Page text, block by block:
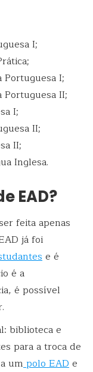
I;
Portuguesa I;
Portuguesa II;
I;
II;
II;
Inglesa.
EAD?
feita apenas
já foi
e é
é a
é possível
biblioteca e
para a troca de
um polo EADe